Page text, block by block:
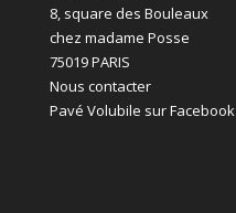
8, square des Bouleaux
chez madame Posse
75019 PARIS
Nous contacter
Pavé Volubile sur Facebook